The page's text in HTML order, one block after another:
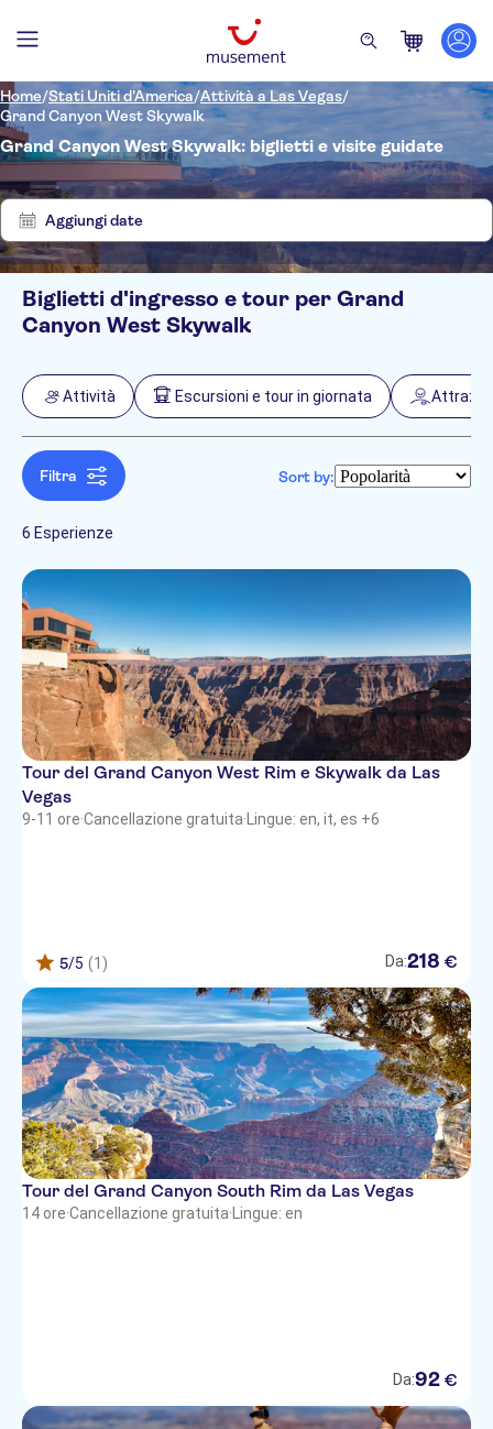
Home/Stati Uniti d'America/Attività a Las Vegas/
Grand Canyon West Skywalk
Grand Canyon West Skywalk: biglietti e visite guidate
Aggiungi date
Filtri Filtra per prezzo (Adulto)
Min € Max €
Hotel pickup
NO-PICKUP
Riviera
Ballys
Westgate)
Cosmopolitan of Las Vegas
Park Towers Hughes Ctr
LINQ Hotel and Casino
Marriott Grand Chateau
Holiday Inn Express - LV South
Flamingo
Desert Rose Resort
Hilton Grand Vacation Club on the
Las Vegas Strip
Hilton Grand Vacation Club at the
Flamingo
Palms Place
Clarion Hotel & Suites
Cancellazione gratuita
Conferma istantanea
Voucher elettronico
Visita guidata
Pasti inclusi
Filtra per categorie
Attività
Attività aeree
Escursioni e tour in giornata
Storia e cultura
Attrazioni e tour guidati
Lingua dell'attività
Inglese
Tedesco
Spagnolo
Italiano
Arabo
Hebrew
Olandese
EliminaMostra
6
risultati
Biglietti d'ingresso e tour per Grand
Canyon West Skywalk
Attività Escursioni e tour in giornata
Filtra Sort by:
6 Esperienze
Tour del Grand Canyon West Rim e Skywalk da Las
Vegas
9-11 ore·Cancellazione gratuita· Lingue: en, it, es +6
5/5 (1) Da:218 €
Tour del Grand Canyon South Rim da Las Vegas
14 ore·Cancellazione gratuita· Lingue: en
Da:92 €